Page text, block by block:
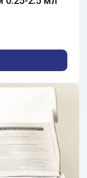
составляла
27205,29 ₽.